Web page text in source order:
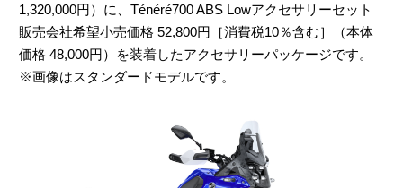
1,320,000円）に、Ténéré700 ABS Lowアクセサリーセット
販売会社希望小売価格 52,800円［消費税10％含む］（本体
価格 48,000円）を装着したアクセサリーパッケージです。
※画像はスタンダードモデルです。